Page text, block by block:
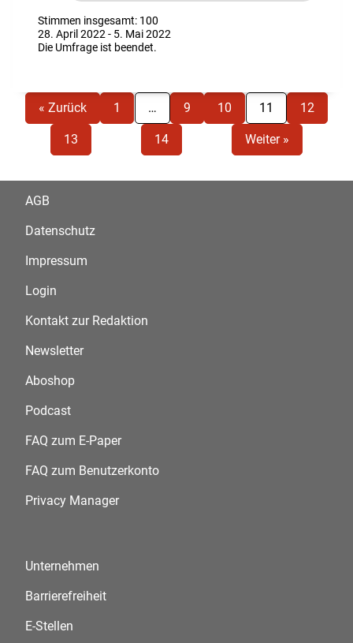
Stimmen insgesamt: 100
28. April 2022 - 5. Mai 2022
Die Umfrage ist beendet.
« Zurück 1 … 9 10 11 12
13 14 Weiter »
AGB
Datenschutz
Impressum
Login
Kontakt zur Redaktion
Newsletter
Aboshop
Podcast
FAQ zum E-Paper
FAQ zum Benutzerkonto
Privacy Manager
Unternehmen
Barrierefreiheit
E-Stellen